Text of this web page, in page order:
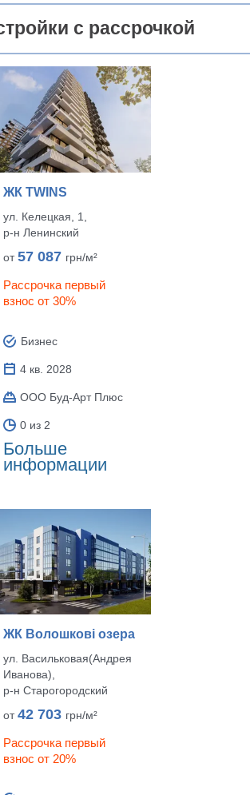
с рассрочкой
ЖК TWINS
ул. Келецкая, 1,
р‑н Ленинский
от57 087 грн/м²
Рассрочка первый
взнос от 30%
Бизнес
4 кв. 2028
ООО Буд-Арт Плюс
0 из 2
Больше
информации
ЖК Волошкові озера
ул. Васильковая(Андрея
Иванова),
р‑н Старогородский
от42 703 грн/м²
Рассрочка первый
взнос от 20%